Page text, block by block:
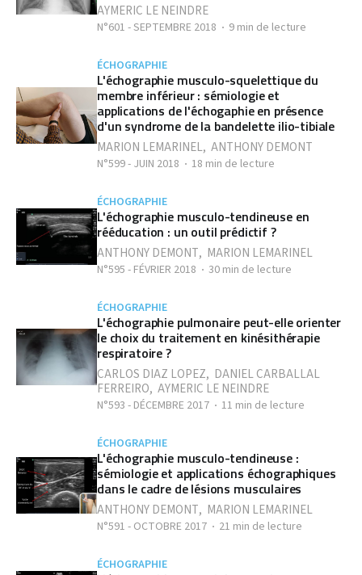
AYMERIC LE NEINDRE
N°601 - SEPTEMBRE 2018 9 min de lecture
ÉCHOGRAPHIE
L'échographie musculo-squelettique du
membre inférieur : sémiologie et
applications de l'échogaphie en présence
d'un syndrome de la bandelette ilio-tibiale
MARION LEMARINEL, ANTHONY DEMONT
N°599 - JUIN 2018 18 min de lecture
ÉCHOGRAPHIE
L'échographie musculo-tendineuse en
rééducation : un outil prédictif ?
ANTHONY DEMONT, MARION LEMARINEL
N°595 - FÉVRIER 2018 30 min de lecture
ÉCHOGRAPHIE
L'échographie pulmonaire peut-elle orienter
le choix du traitement en kinésithérapie
respiratoire ?
CARLOS DIAZ LOPEZ, DANIEL CARBALLAL
FERREIRO, AYMERIC LE NEINDRE
N°593 - DÉCEMBRE 2017 11 min de lecture
ÉCHOGRAPHIE
L'échographie musculo-tendineuse :
sémiologie et applications échographiques
dans le cadre de lésions musculaires
ANTHONY DEMONT, MARION LEMARINEL
N°591 - OCTOBRE 2017 21 min de lecture
ÉCHOGRAPHIE